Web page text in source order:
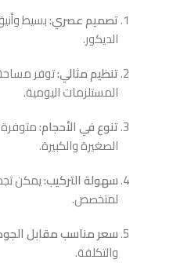
تصميم عصري:بسيط
الديكور.
تنظيم مثالي:توفر
المستلزمات اليومية.
تنوع في الأحجام:
الصغيرة والكبيرة.
سهولة التركيب:يمكن
لمتخصص.
سعر مناسب مقابل
والتكلفة.